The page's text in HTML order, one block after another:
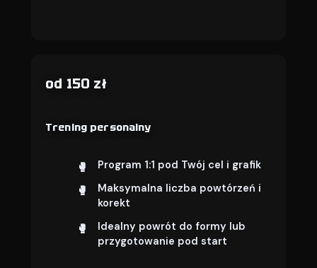
od 150 zł
Trening personalny
Program 1:1 pod Twój cel i grafik
Maksymalna liczba powtórzeń i
korekt
Idealny powrót do formy lub
przygotowanie pod start